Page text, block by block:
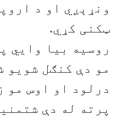
ونړېږي او د
ټکنی کړي.
روسيه بيا وايي
مو دې کنګل شويو
درلود او اوس مو
پرته له دې